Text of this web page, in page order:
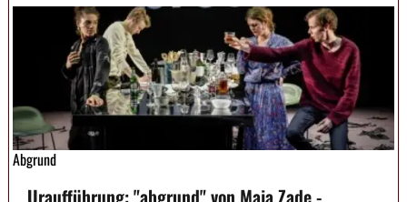
Abgrund
Uraufführung: "abgrund" von Maja Zade -